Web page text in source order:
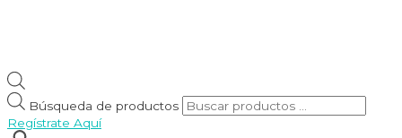
Búsqueda de productos
Regístrate Aquí